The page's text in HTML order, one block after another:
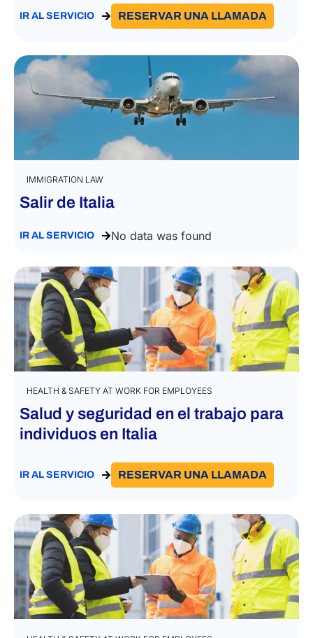
IR AL SERVICIO RESERVAR UNA LLAMADA
IMMIGRATION LAW
Salir de Italia
IR AL SERVICIO No data was found
HEALTH & SAFETY AT WORK FOR EMPLOYEES
Salud y seguridad en el trabajo para
individuos en Italia
IR AL SERVICIO RESERVAR UNA LLAMADA